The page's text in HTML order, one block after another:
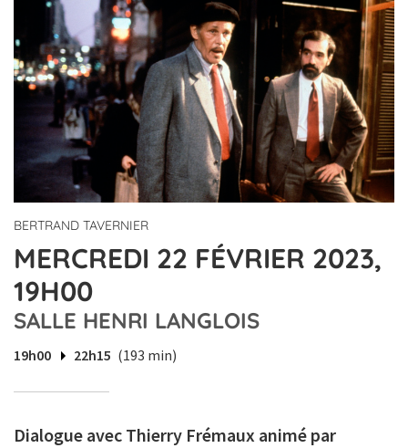
BERTRAND TAVERNIER
MERCREDI 22 FÉVRIER 2023,
19H00
SALLE HENRI LANGLOIS
19h00 22h15 (193 min)
Dialogue avec Thierry Frémaux animé par